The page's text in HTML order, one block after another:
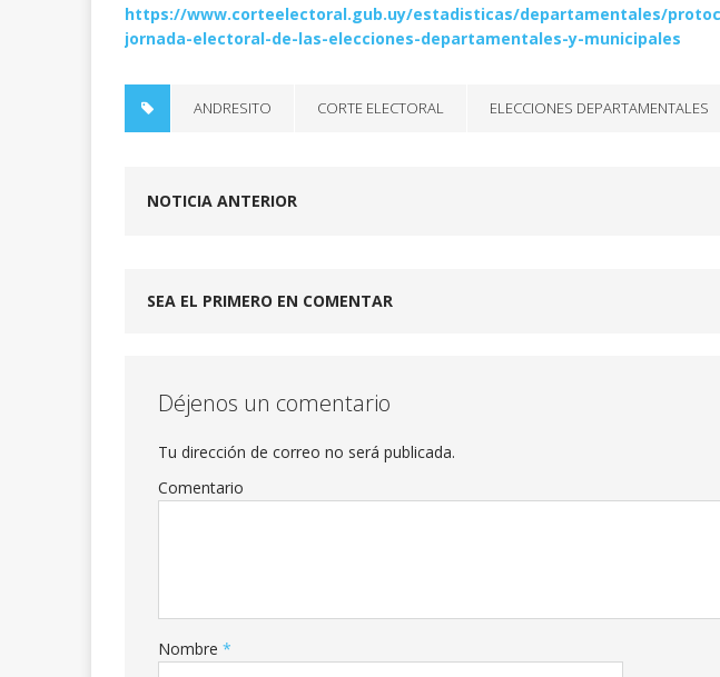
https://www.corteelectoral.gub.uy/estadisticas/departamentales/
jornada-electoral-de-las-elecciones-departamentales-y-municipales
ANDRESITO CORTE ELECTORAL ELECCIONES DEPARTAMENTALES
NOTICIA ANTERIOR
SEA EL PRIMERO EN COMENTAR
Déjenos un comentario
Tu dirección de correo no será publicada.
Comentario
Nombre *